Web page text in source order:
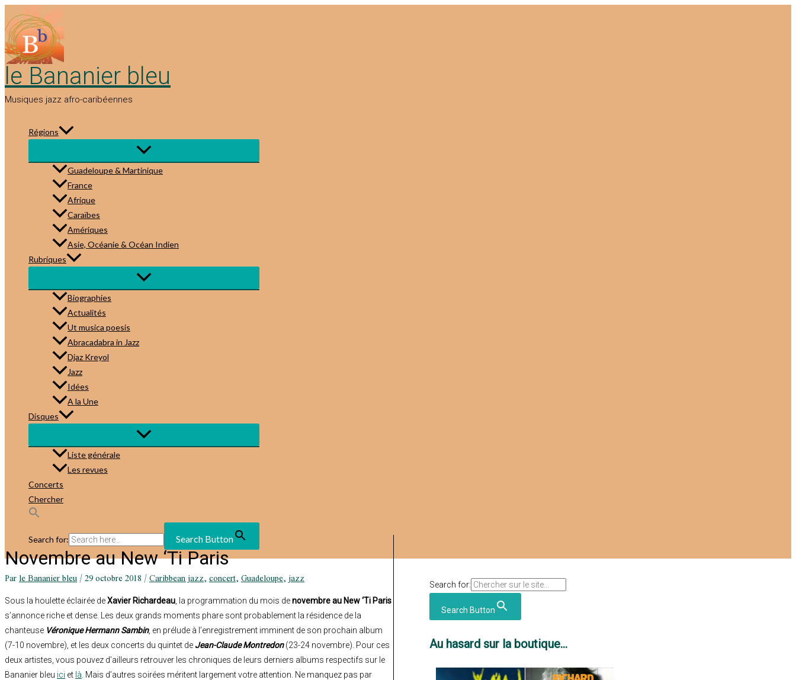
au
contenu
le Bananier bleu
Musiques jazz afro-caribéennes
Régions
Guadeloupe & Martinique
France
Afrique
Caraïbes
Amériques
Asie, Océanie & Océan Indien
Rubriques
Biographies
Actualités
Ut musica poesis
Abracadabra in Jazz
Djaz Kreyol
Jazz
Idées
A la Une
Disques
Liste générale
Les revues
Concerts
Chercher
Search for: Search Button
Novembre au New ‘Ti Paris
Parle Bananier bleu/29 octobre 2018/Caribbean jazz,concert,Guadeloupe,jazz
Sous la houlette éclairée deXavier Richardeau , la programmation du mois denovembre au New ‘Ti Paris
s’annonce riche et dense. Les deux grands moments phare sont probablement la résidence de la
chanteuse Véronique Hermann Sambin, en prélude à l’enregistrement imminent de son prochain album
(7-10 novembre), et les deux concerts du quintet de Jean-Claude Montredon(23-24 novembre). Pour ces
deux artistes, vous pouvez d’ailleurs retrouver les chroniques de leurs derniers albums respectifs sur le
Bananier bleu ici et là . Mais d’autres soirées méritent largement votre attention. Ne manquez pas par
Search for:
Search Button
Au hasard sur la boutique...